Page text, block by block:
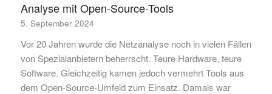
Analyse mit Open-Source-Tools
5. September 2024
Vor 20 Jahren wurde die Netzanalyse noch in vielen Fällen
von Spezialanbietern beherrscht. Teure Hardware, teure
Software. Gleichzeitig kamen jedoch vermehrt Tools aus
dem Open-Source-Umfeld zum Einsatz. Damals war